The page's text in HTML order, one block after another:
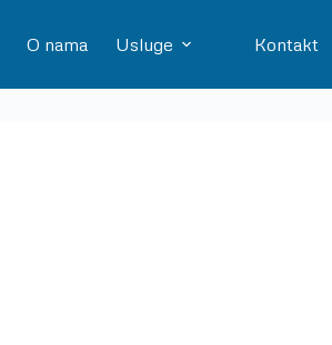
O nama Usluge Kontakt